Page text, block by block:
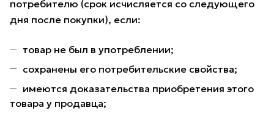
потребителю (срок исчисляется со следующего
дня после покупки), если:
товар не был в употреблении;
сохранены его потребительские свойства;
имеются доказательства приобретения этого
товара у продавца;